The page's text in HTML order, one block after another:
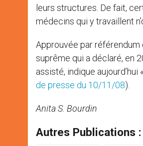
leurs structures. De fait,
médecins qui y travaillent
Approuvée par
suprême qui a déclaré, en
assisté, indique aujourd’hui «
de presse du 10/11/08).
Anita S. Bourdin
Autres Publications :